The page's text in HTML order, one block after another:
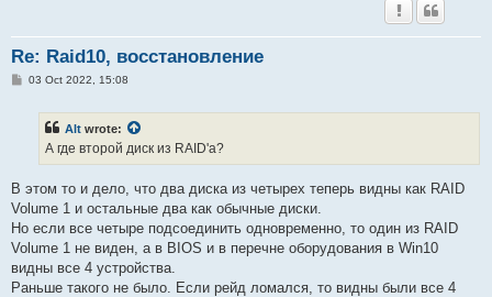
Re: Raid10, восстановление
P03 Oct 2022, 15:08
Alt wrote:
А где второй диск из RAID'а?
В этом то и дело, что два диска из четырех теперь видны как RAID
Volume 1 и остальные два как обычные диски.
Но если все четыре подсоединить одновременно, то один из RAID
Volume 1 не виден, а в BIOS и в перечне оборудования в Win10
видны все 4 устройства.
Раньше такого не было. Если рейд ломался, то видны были все 4